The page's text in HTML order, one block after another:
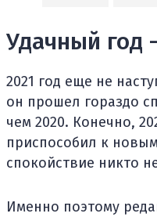
Удачный год
2021 год еще не
он прошел гораздо
чем 2020. Конечно,
приспособил к
спокойствие никто
Именно поэтому